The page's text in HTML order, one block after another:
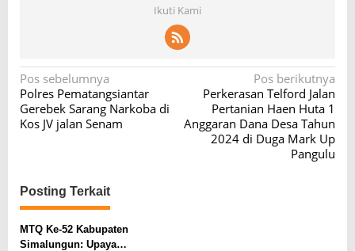
Ikuti Kami
N
a
v
a
s
i
Pos sebelumnya
Polres Pematangsiantar
Gerebek Sarang Narkoba di
Kos JV jalan Senam
Pos berikutnya
Perkerasan Telford Jalan
Pertanian Haen Huta 1
Anggaran Dana Desa Tahun
2024 di Duga Mark Up
Pangulu
Posting Terkait
MTQ Ke-52 Kabupaten
Simalungun: Upaya